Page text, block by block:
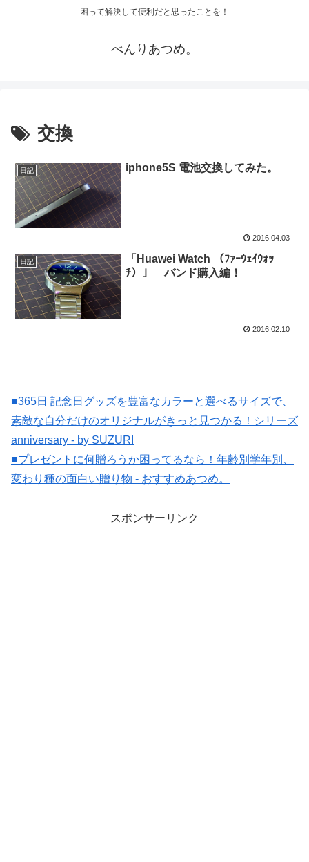
困って解決して便利だと思ったことを！
べんりあつめ。
交換
日記 iphone5S 電池交換してみた。
2016.04.03
日記
「Huawei Watch （ﾌｧｰｳｪｲｳｫｯ
ﾁ）」 バンド購入編！
2016.02.10
■365日 記念日グッズを豊富なカラーと選べるサイズで、
素敵な自分だけのオリジナルがきっと見つかる！シリーズ
anniversary - by SUZURI
■プレゼントに何贈ろうか困ってるなら！年齢別学年別、
変わり種の面白い贈り物 - おすすめあつめ。
スポンサーリンク